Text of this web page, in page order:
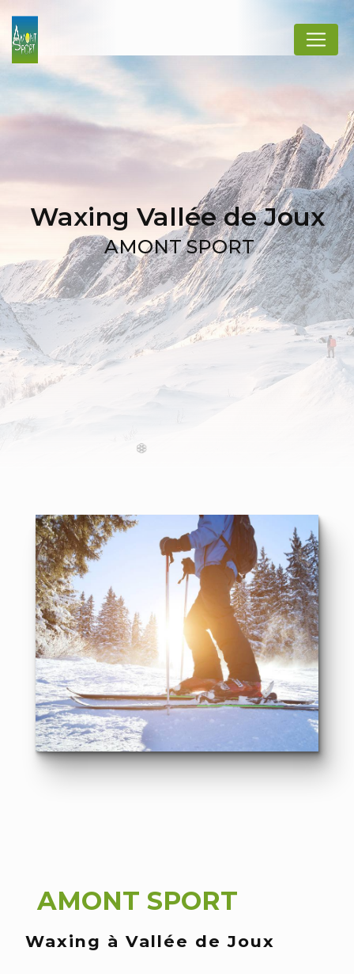
Waxing Vallée de Joux
AMONT SPORT
AMONT SPORT
Waxing à Vallée de Joux